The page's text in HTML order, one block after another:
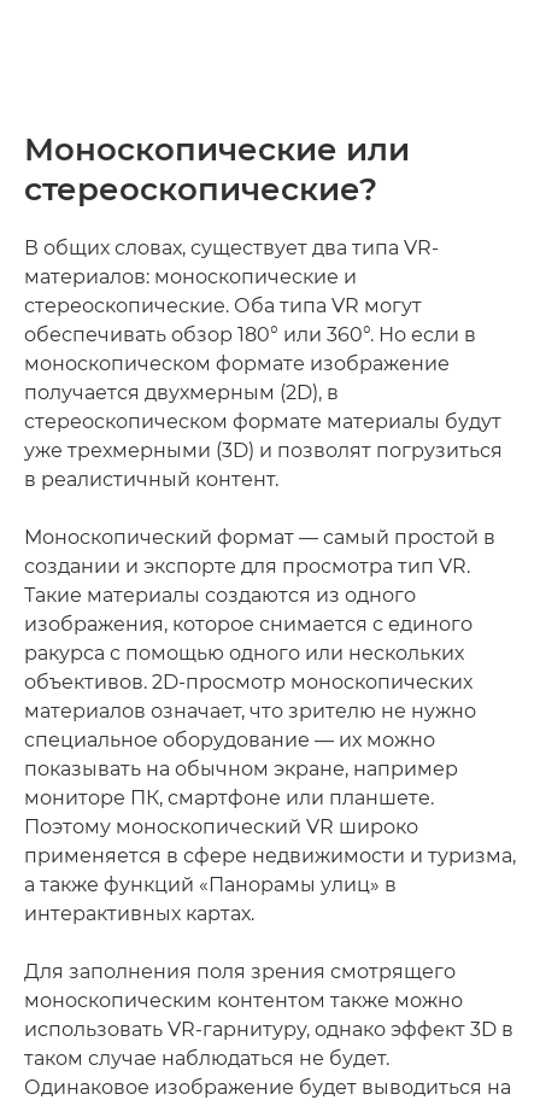
Моноскопические или
стереоскопические?
В общих словах, существует два типа VR-
материалов: моноскопические и
стереоскопические. Оба типа VR могут
обеспечивать обзор 180° или 360°. Но если в
моноскопическом формате изображение
получается двухмерным (2D), в
стереоскопическом формате материалы будут
уже трехмерными (3D) и позволят погрузиться
в реалистичный контент.
Моноскопический формат — самый простой в
создании и экспорте для просмотра тип VR.
Такие материалы создаются из одного
изображения, которое снимается с единого
ракурса с помощью одного или нескольких
объективов. 2D-просмотр моноскопических
материалов означает, что зрителю не нужно
специальное оборудование — их можно
показывать на обычном экране, например
мониторе ПК, смартфоне или планшете.
Поэтому моноскопический VR широко
применяется в сфере недвижимости и туризма,
а также функций «Панорамы улиц» в
интерактивных картах.
Для заполнения поля зрения смотрящего
моноскопическим контентом также можно
использовать VR-гарнитуру, однако эффект 3D ­в
таком случае наблюдаться не будет.
Одинаковое изображение будет выводиться на